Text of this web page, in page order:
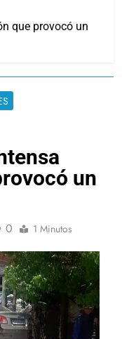
que provocó un
un
0 1 Minutos